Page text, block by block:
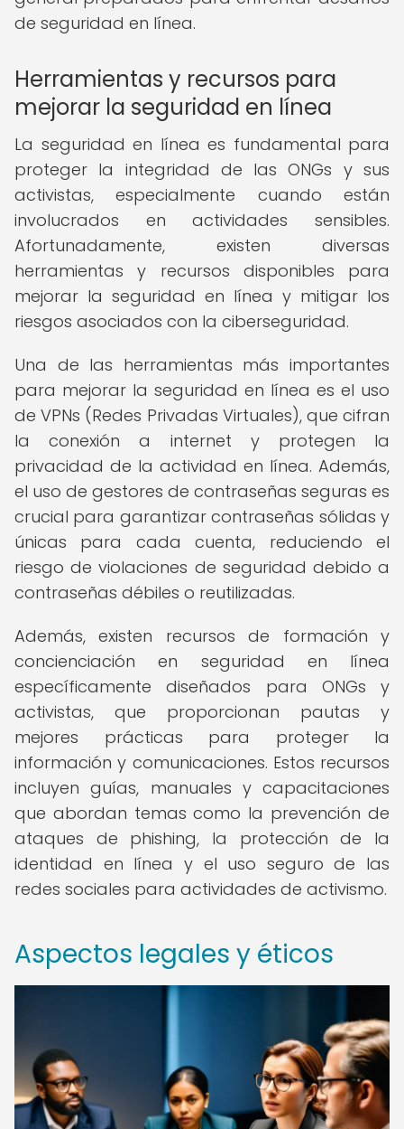
de seguridad en línea.
Herramientas y recursos para
mejorar la seguridad en línea
La seguridad en línea es fundamental para
proteger la integridad de las ONGs y sus
activistas, especialmente cuando están
involucrados en actividades sensibles.
Afortunadamente, existen diversas
herramientas y recursos disponibles para
mejorar la seguridad en línea y mitigar los
riesgos asociados con la ciberseguridad.
Una de las herramientas más importantes
para mejorar la seguridad en línea es el uso
de VPNs (Redes Privadas Virtuales), que cifran
la conexión a internet y protegen la
privacidad de la actividad en línea. Además,
el uso de gestores de contraseñas seguras es
crucial para garantizar contraseñas sólidas y
únicas para cada cuenta, reduciendo el
riesgo de violaciones de seguridad debido a
contraseñas débiles o reutilizadas.
Además, existen recursos de formación y
concienciación en seguridad en línea
específicamente diseñados para ONGs y
activistas, que proporcionan pautas y
mejores prácticas para proteger la
información y comunicaciones. Estos recursos
incluyen guías, manuales y capacitaciones
que abordan temas como la prevención de
ataques de phishing, la protección de la
identidad en línea y el uso seguro de las
redes sociales para actividades de activismo.
Aspectos legales y éticos